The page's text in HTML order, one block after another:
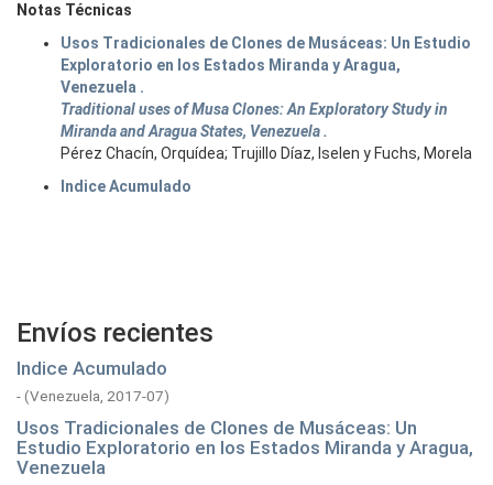
Notas Técnicas
Usos Tradicionales de Clones de Musáceas: Un Estudio
Exploratorio en los Estados Miranda y Aragua,
Venezuela .
Traditional uses of Musa Clones: An Exploratory Study in
Miranda and Aragua States, Venezuela .
Pérez Chacín, Orquídea; Trujillo Díaz, Iselen y Fuchs, Morela
Indice Acumulado
Envíos recientes
Indice Acumulado
-(Venezuela, 2017-07)
Usos Tradicionales de Clones de Musáceas: Un
Estudio Exploratorio en los Estados Miranda y Aragua,
Venezuela